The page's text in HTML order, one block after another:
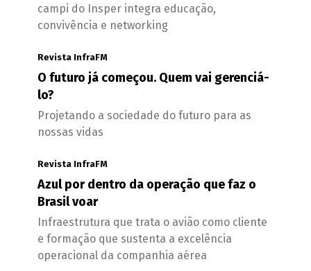
campi do Insper integra educação,
convivência e networking
Revista InfraFM
O futuro já começou. Quem vai gerenciá-
lo?
Projetando a sociedade do futuro para as
nossas vidas
Revista InfraFM
Azul por dentro da operação que faz o
Brasil voar
Infraestrutura que trata o avião como cliente
e formação que sustenta a excelência
operacional da companhia aérea